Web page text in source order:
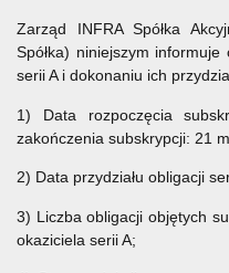
Zarząd INFRA Spółka
Spółka) niniejszym
serii A i dokonaniu ich
1) Data rozpoczęcia
zakończenia subskrypcji: 21
2) Data przydziału obligacji
3) Liczba obligacji objętych
okaziciela serii A;